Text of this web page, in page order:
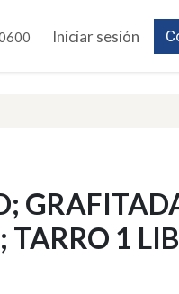
Iniciar sesión
TARRO 1